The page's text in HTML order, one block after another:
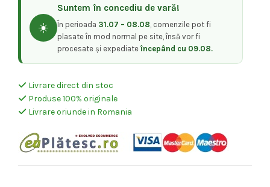
59,00 lei.
☀️
Suntem în concediu de vară!
În perioada 31.07 – 08.08, comenzile pot fi
plasate în mod normal pe site, însă vor fi
procesate și expediateîncepând cu 09.08.
Livrare direct din stoc
Produse 100% originale
Livrare oriunde in Romania